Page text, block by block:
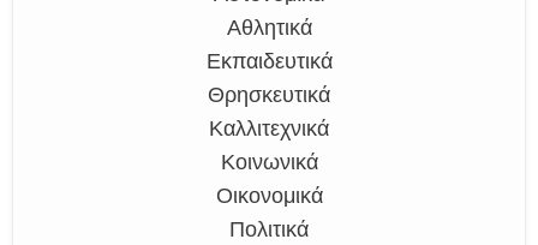
Αθλητικά
Εκπαιδευτικά
Θρησκευτικά
Καλλιτεχνικά
Κοινωνικά
Οικονομικά
Πολιτικά